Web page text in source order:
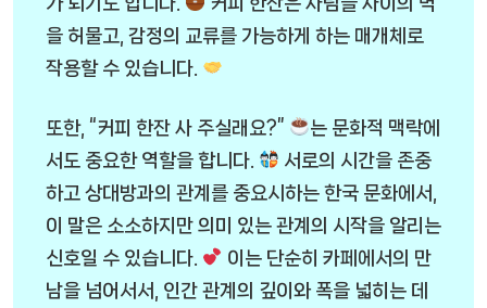
을 허물고, 감정의 교류를 가능하게 하는 매개체로
작용할 수 있습니다.
또한, “커피 한잔 사 주실래요?”
는 문화적 맥락에
서도 중요한 역할을 합니다.
서로의 시간을 존중
하고 상대방과의 관계를 중요시하는 한국 문화에서,
이 말은 소소하지만 의미 있는 관계의 시작을 알리는
신호일 수 있습니다.
이는 단순히 카페에서의 만
남을 넘어서서, 인간 관계의 깊이와 폭을 넓히는 데